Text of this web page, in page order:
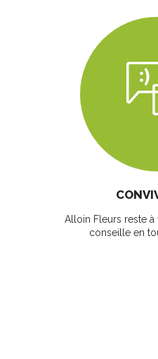
Alloin Fleurs reste
conseille en